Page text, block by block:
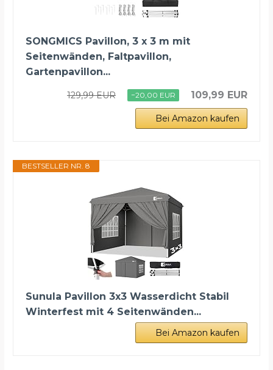
SONGMICS Pavillon, 3 x 3 m mit
Seitenwänden, Faltpavillon,
Gartenpavillon...
129,99 EUR −20,00 EUR 109,99 EUR
Bei Amazon kaufen
BESTSELLER NR. 8
Sunula Pavillon 3x3 Wasserdicht Stabil
Winterfest mit 4 Seitenwänden...
Bei Amazon kaufen